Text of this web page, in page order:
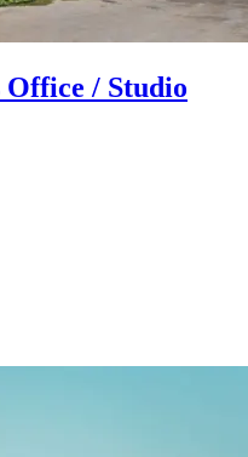
/ Studio